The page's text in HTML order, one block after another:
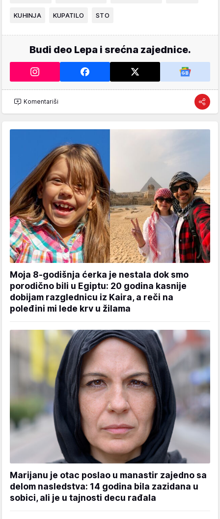
KUHINJA KUPATILO STO
Budi deo Lepa i srećna zajednice.
Komentariši
Moja 8-godišnja ćerka je nestala dok smo
porodično bili u Egiptu: 20 godina kasnije
dobijam razglednicu iz Kaira, a reči na
poleđini mi lede krv u žilama
Marijanu je otac poslao u manastir zajedno sa
delom nasledstva: 14 godina bila zazidana u
sobici, ali je u tajnosti decu rađala